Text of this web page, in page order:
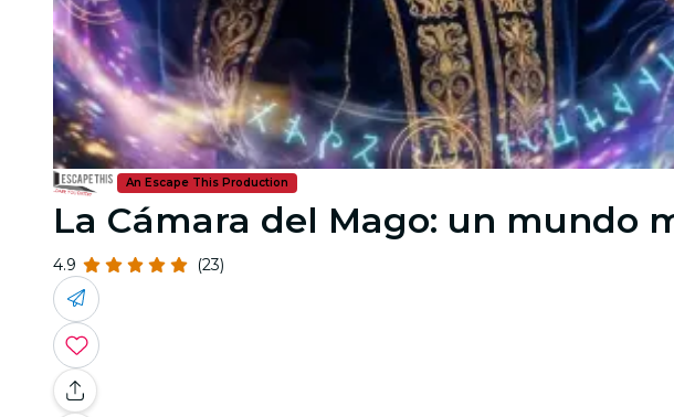
An Escape This Production
La Cámara del Mago: un mundo
4.9 (23)